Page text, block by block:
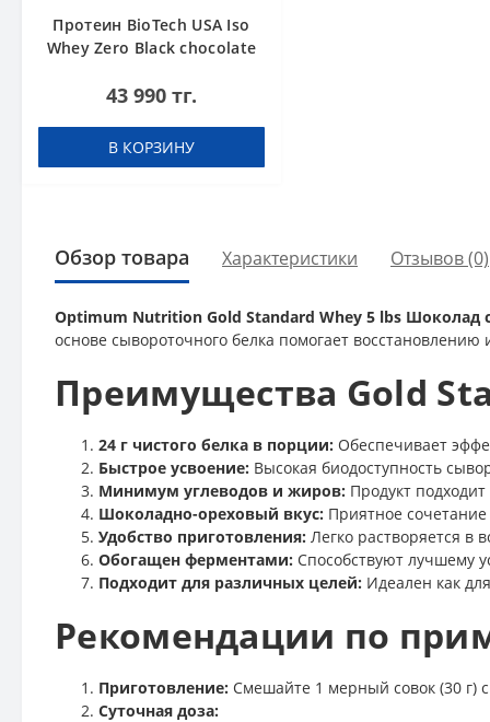
Протеин BioTech USA Iso
Whey Zero Black chocolate
43 990 тг.
В КОРЗИНУ
Обзор товара Характеристики Отзывов (0)
Optimum Nutrition Gold Standard Whey 5 lbs Шоколад
основе сывороточного белка помогает
Преимущества Gold
24 г чистого белка в порции: Обеспечивает
Быстрое усвоение: Высокая биодоступность
Минимум углеводов и жиров: Продукт
Шоколадно-ореховый вкус: Приятное
Удобство приготовления: Легко растворяется в
Обогащен ферментами: Способствуют лучшему
Подходит для различных целей: Идеален как
Рекомендации по
Приготовление: Смешайте 1 мерный совок (30 г)
Суточная доза: